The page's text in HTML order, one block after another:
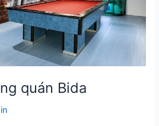
quán Bida